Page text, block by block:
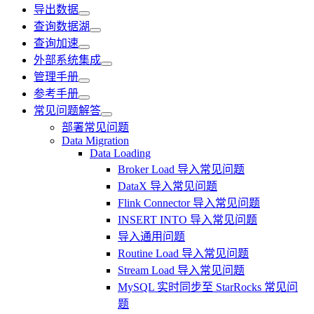
导出数据
查询数据湖
查询加速
外部系统集成
管理手册
参考手册
常见问题解答
部署常见问题
Data Migration
Data Loading
Broker Load 导入常见问题
DataX 导入常见问题
Flink Connector 导入常见问题
INSERT INTO 导入常见问题
导入通用问题
Routine Load 导入常见问题
Stream Load 导入常见问题
MySQL 实时同步至 StarRocks 常见问
题